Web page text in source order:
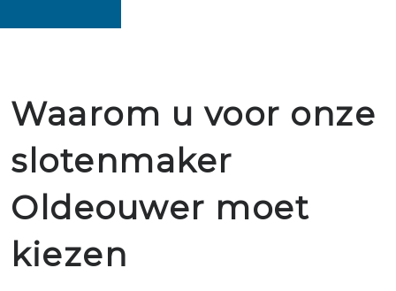
Waarom u voor onze
slotenmaker
Oldeouwer moet
kiezen